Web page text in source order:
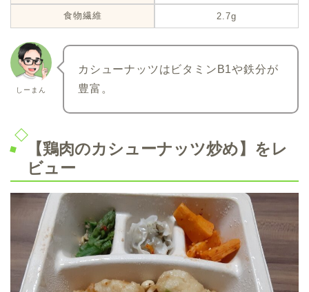
食物繊維 2.7g
しーまん
カシューナッツはビタミンB1や鉄分が
豊富。
【鶏肉のカシューナッツ炒め】をレ
ビュー